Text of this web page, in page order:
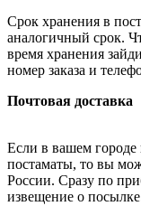
Срок хранения в
аналогичный срок.
время хранения
номер заказа и
Почтовая доставка
Если в вашем городе
постаматы, то вы
России. Сразу по
извещение о